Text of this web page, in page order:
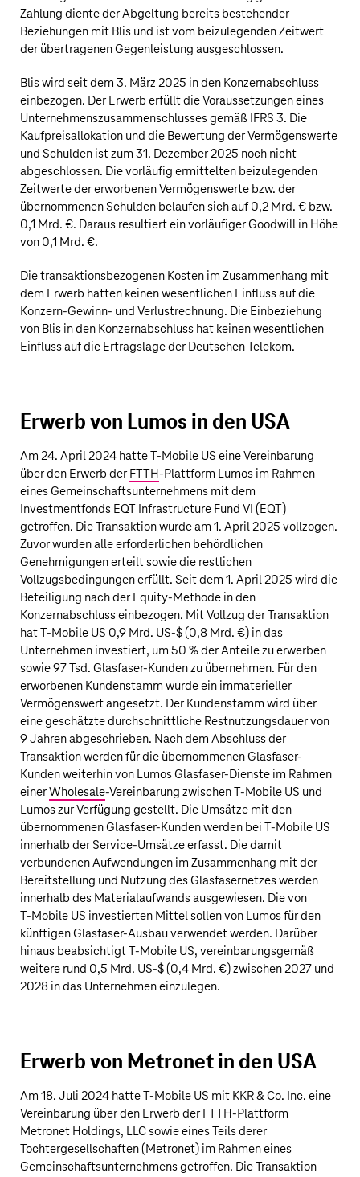
Zahlung diente der Abgeltung bereits bestehender
Beziehungen mit Blis und ist vom beizulegenden Zeitwert
der übertragenen Gegenleistung ausgeschlossen.
Blis wird seit dem 3. März 2025 in den Konzernabschluss
einbezogen. Der Erwerb erfüllt die Voraussetzungen eines
Unternehmenszusammenschlusses gemäß IFRS 3. Die
Kaufpreisallokation und die Bewertung der Vermögenswerte
und Schulden ist zum 31. Dezember 2025 noch nicht
abgeschlossen. Die vorläufig ermittelten beizulegenden
Zeitwerte der erworbenen Vermögenswerte bzw. der
übernommenen Schulden belaufen sich auf0,2 Mrd. € bzw.
0,1 Mrd. €. Daraus resultiert ein vorläufiger Goodwill in Höhe
von 0,1 Mrd. €.
Die transaktionsbezogenen Kosten im Zusammenhang mit
dem Erwerb hatten keinen wesentlichen Einfluss auf die
Konzern-Gewinn- und Verlustrechnung. Die Einbeziehung
von Blis in den Konzernabschluss hat keinen wesentlichen
Einfluss auf die Ertragslage der Deutschen Telekom.
Erwerb von Lumos in den USA
Am 24. April 2024 hatteT‑Mobile US eine Vereinbarung
über den Erwerb der FTTH-Plattform Lumos im Rahmen
eines Gemeinschaftsunternehmens mit dem
Investmentfonds EQT Infrastructure Fund VI (EQT)
getroffen. Die Transaktion wurde am 1. April 2025 vollzogen.
Zuvor wurden alle erforderlichen behördlichen
Genehmigungen erteilt sowie die restlichen
Vollzugsbedingungen erfüllt. Seit dem 1. April 2025 wird die
Beteiligung nach der Equity-Methode in den
Konzernabschluss einbezogen. Mit Vollzug der Transaktion
hatT‑Mobile US 0,9 Mrd. US‑$(0,8 Mrd. €) in das
Unternehmen investiert, um 50 % der Anteile zu erwerben
sowie 97 Tsd. Glasfaser-Kunden zu übernehmen. Für den
erworbenen Kundenstamm wurde ein immaterieller
Vermögenswert angesetzt. Der Kundenstamm wird über
eine geschätzte durchschnittliche Restnutzungsdauer von
9 Jahren abgeschrieben. Nach dem Abschluss der
Transaktion werden für die übernommenen Glasfaser-
Kunden weiterhin von Lumos Glasfaser-Dienste im Rahmen
einerWholesale-Vereinbarung zwischenT‑Mobile US und
Lumos zur Verfügung gestellt. Die Umsätze mit den
übernommenen Glasfaser-Kunden werden bei T‑Mobile US
innerhalb der Service-Umsätze erfasst. Die damit
verbundenen Aufwendungen im Zusammenhang mit der
Bereitstellung und Nutzung des Glasfasernetzes werden
innerhalb des Materialaufwands ausgewiesen. Die von
T‑Mobile US investierten Mittel sollen von Lumos für den
künftigen Glasfaser-Ausbau verwendet werden. Darüber
hinaus beabsichtigtT‑Mobile US, vereinbarungsgemäß
weitere rund 0,5 Mrd. US‑$(0,4 Mrd. €) zwischen 2027 und
2028 in das Unternehmen einzulegen.
Erwerb von Metronet in den USA
Am 18. Juli 2024 hatteT‑Mobile US mit KKR & Co. Inc. eine
Vereinbarung über den Erwerb der FTTH-Plattform
Metronet Holdings, LLC sowie eines Teils derer
Tochtergesellschaften (Metronet) im Rahmen eines
Gemeinschaftsunternehmens getroffen. Die Transaktion